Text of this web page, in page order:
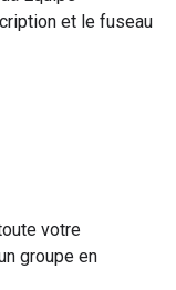
et le fuseau
votre
groupe en